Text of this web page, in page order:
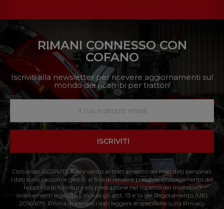
RIMANI CONNESSO CON
COFANO
Iscriviti alla newsletter per ricevere aggiornamenti sul
mondo dei ricambi per trattori!
ISCRIVITI
Cliccando ISCRIVITI: Acconsento al trattamento dei miei dati personali.
I dati sono raccolti e gestiti al fine di rendere possibile lo svolgimento del
rapporto di fornitura e/o prestazione nel rispetto dei molteplici
ordinamenti legislativi, inclusi gli artt. 13 e 14 del Regolamento (UE)
2016/679. Prima di inviare i dati leggere le specifiche sulla Privacy